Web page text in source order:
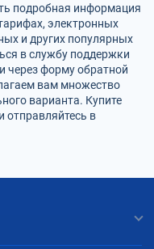
подробная информация
электронных
и других популярных
в службу поддержки
через форму обратной
вам множество
варианта. Купите
отправляйтесь в